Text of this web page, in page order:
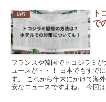
旅行
ト
で
フランスや韓国でトコジラミ
ュースが・・！ 日本でもすで
す。 これから年末にかけて海
安なニュースですよね。 今回は